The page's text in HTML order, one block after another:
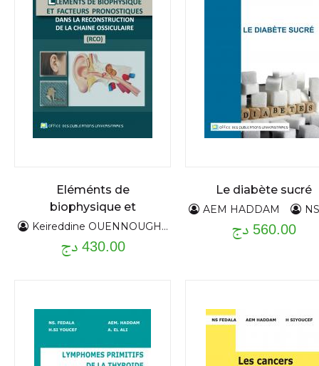
Le diabète sucré
AEM HADDAM NS
560.00 دج
Eléménts de
biophysique et
facteurs pronostiques
dans la
reconstruction de la
Keireddine OUENNOUGHI
430.00 دج